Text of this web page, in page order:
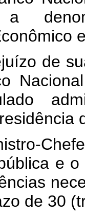
de sua
e
de 30